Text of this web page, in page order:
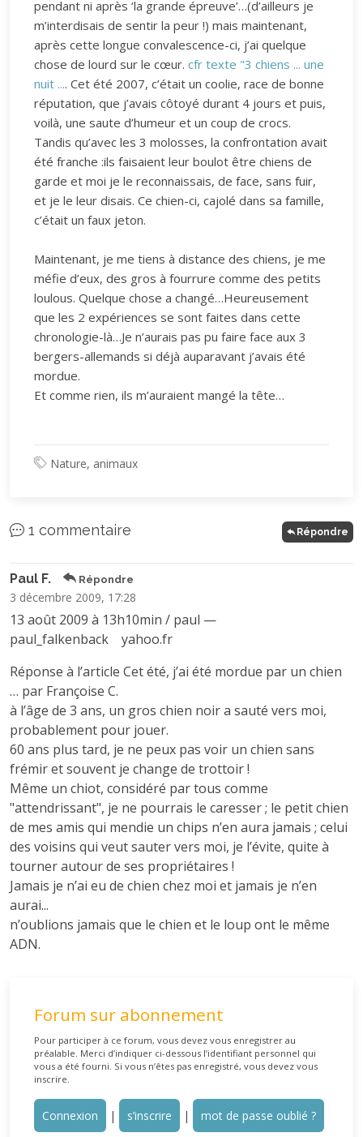
pendant ni après ‘la grande épreuve’…(d’ailleurs je
m’interdisais de sentir la peur !) mais maintenant,
après cette longue convalescence-ci, j’ai quelque
chose de lourd sur le cœur. cfr texte "3 chiens ... une
nuit .... Cet été 2007, c’était un coolie, race de bonne
réputation, que j’avais côtoyé durant 4 jours et puis,
voilà, une saute d’humeur et un coup de crocs.
Tandis qu’avec les 3 molosses, la confrontation avait
été franche :ils faisaient leur boulot être chiens de
garde et moi je le reconnaissais, de face, sans fuir,
et je le leur disais. Ce chien-ci, cajolé dans sa famille,
c’était un faux jeton.
Maintenant, je me tiens à distance des chiens, je me
méfie d’eux, des gros à fourrure comme des petits
loulous. Quelque chose a changé…Heureusement
que les 2 expériences se sont faites dans cette
chronologie-là…Je n’aurais pas pu faire face aux 3
bergers-allemands si déjà auparavant j’avais été
mordue.
Et comme rien, ils m’auraient mangé la tête…
Nature, animaux
1 commentaire Répondre
Paul F. Répondre
3 décembre 2009, 17:28
13 août 2009 à 13h10min / paul —
paul_falkenback
yahoo.fr
Réponse à l’article Cet été, j’ai été mordue par un chien
… par Françoise C.
à l’âge de 3 ans, un gros chien noir a sauté vers moi,
probablement pour jouer.
60 ans plus tard, je ne peux pas voir un chien sans
frémir et souvent je change de trottoir !
Même un chiot, considéré par tous comme
"attendrissant", je ne pourrais le caresser ; le petit chien
de mes amis qui mendie un chips n’en aura jamais ; celui
des voisins qui veut sauter vers moi, je l’évite, quite à
tourner autour de ses propriétaires !
Jamais je n’ai eu de chien chez moi et jamais je n’en
aurai...
n’oublions jamais que le chien et le loup ont le même
ADN.
Forum sur abonnement
Pour participer à ce forum, vous devez vous enregistrer au
préalable. Merci d’indiquer ci-dessous l’identifiant personnel qui
vous a été fourni. Si vous n’êtes pas enregistré, vous devez vous
inscrire.
Connexion | s’inscrire | mot de passe oublié ?